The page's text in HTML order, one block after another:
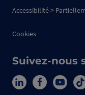
Accessibilité >
Cookies
Suivez-nous